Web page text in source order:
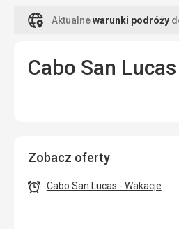
Aktualnewarunki podróży
Cabo San Lucas
Zobacz oferty
Cabo San Lucas - Wakacje